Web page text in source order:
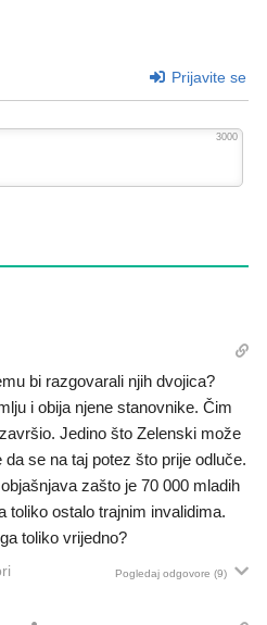
Prijavite se
3000
bi razgovarali njih dvojica?
i obija njene stanovnike. Čim
Jedino što Zelenski može
se na taj potez što prije odluče.
zašto je 70 000 mladih
toliko ostalo trajnim invalidima.
toliko vrijedno?
Pogledaj odgovore (9)